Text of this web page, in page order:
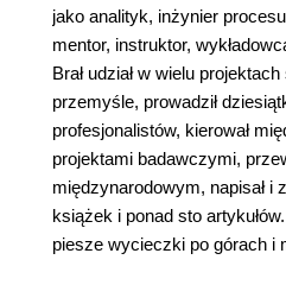
jako analityk, inżynier
mentor, instruktor,
Brał udział w wielu
przemyśle, prowadził
profesjonalistów, kierował
projektami badawczymi,
międzynarodowym, napisał i
książek i ponad sto
piesze wycieczki po górach i